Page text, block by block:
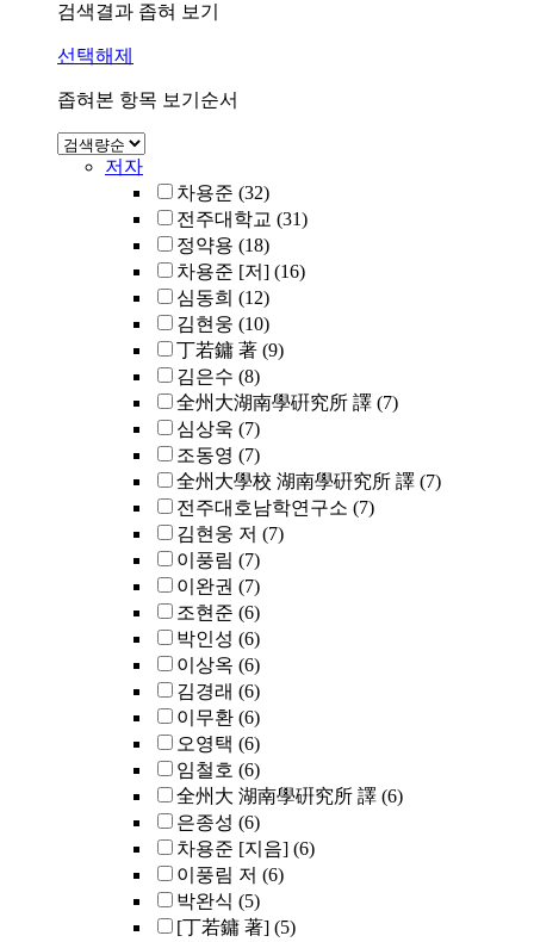
검색결과 좁혀 보기
선택해제
좁혀본 항목 보기순서
저자
차용준 (32)
전주대학교 (31)
정약용 (18)
차용준 [저] (16)
심동희 (12)
김현웅 (10)
丁若鏞 著 (9)
김은수 (8)
全州大湖南學硏究所 譯 (7)
심상욱 (7)
조동영 (7)
全州大學校 湖南學硏究所 譯 (7)
전주대호남학연구소 (7)
김현웅 저 (7)
이풍림 (7)
이완권 (7)
조현준 (6)
박인성 (6)
이상옥 (6)
김경래 (6)
이무환 (6)
오영택 (6)
임철호 (6)
全州大 湖南學硏究所 譯 (6)
은종성 (6)
차용준 [지음] (6)
이풍림 저 (6)
박완식 (5)
[丁若鏞 著] (5)